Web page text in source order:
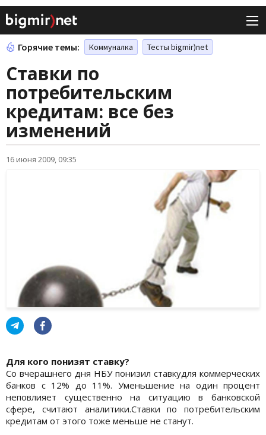
Горячие темы: Коммуналка Тесты bigmir)net
Ставки по
потребительским
кредитам: все без
изменений
16 июня 2009, 09:35
Для кого понизят ставку?
Со вчерашнего дня НБУ понизил ставкудля коммерческих
банков с 12% до 11%. Уменьшение на один процент
неповлияет существенно на ситуацию в банковской
сфере, считают аналитики.Ставки по потребительским
кредитам от этого тоже меньше не станут.